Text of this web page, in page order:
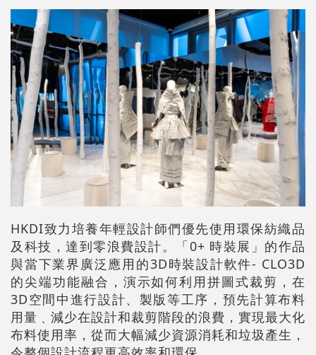
HKDI致力培養年輕設計師們優先使用環保紡織品
及科技，達到零浪費設計。「0+ 時裝展」的作品
與當下業界廣泛應用的3D時裝設計軟件- CLO3D
的尖端功能融合，演示如何利用拼圖式裁剪，在
3D空間中進行設計、製版等工序，預先計算布料
用量﹑減少在設計和裁剪階段的浪費，實現最大化
布料使用率，從而大幅減少資源消耗和垃圾產生，